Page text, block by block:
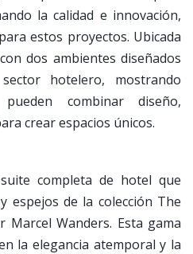
la calidad e innovación,
estos proyectos. Ubicada
dos ambientes diseñados
hotelero, mostrando
combinar diseño,
crear espacios únicos.
completa de hotel que
espejos de la colección The
Marcel Wanders. Esta gama
la elegancia atemporal y la